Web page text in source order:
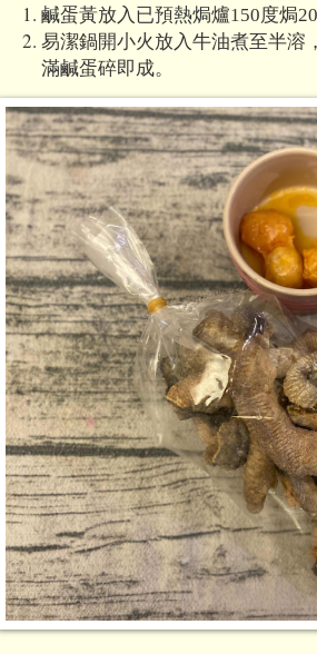
鹹蛋黃放入已預熱焗爐150度焗20
易潔鍋開小火放入牛油煮至半溶
滿鹹蛋碎即成。